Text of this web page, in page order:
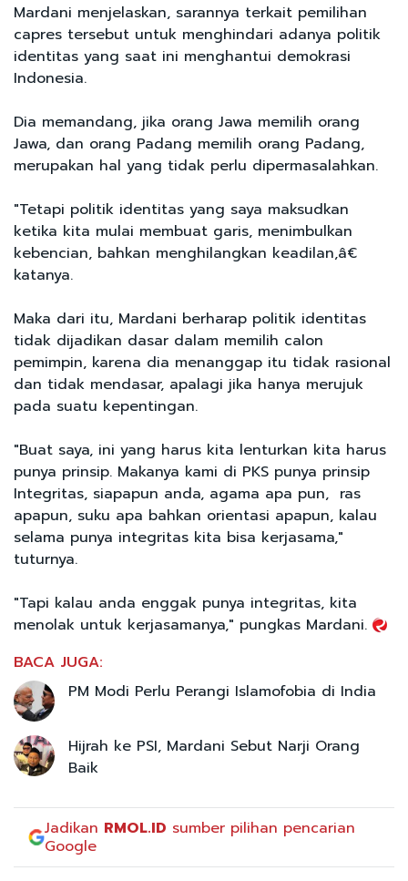
Mardani menjelaskan, sarannya terkait pemilihan
capres tersebut untuk menghindari adanya politik
identitas yang saat ini menghantui demokrasi
Indonesia.
Dia memandang, jika orang Jawa memilih orang
Jawa, dan orang Padang memilih orang Padang,
merupakan hal yang tidak perlu dipermasalahkan.
"Tetapi politik identitas yang saya maksudkan
ketika kita mulai membuat garis, menimbulkan
kebencian, bahkan menghilangkan keadilan,â€
katanya.
Maka dari itu, Mardani berharap politik identitas
tidak dijadikan dasar dalam memilih calon
pemimpin, karena dia menanggap itu tidak rasional
dan tidak mendasar, apalagi jika hanya merujuk
pada suatu kepentingan.
"Buat saya, ini yang harus kita lenturkan kita harus
punya prinsip. Makanya kami di PKS punya prinsip
Integritas, siapapun anda, agama apa pun, ras
apapun, suku apa bahkan orientasi apapun, kalau
selama punya integritas kita bisa kerjasama,"
tuturnya.
"Tapi kalau anda enggak punya integritas, kita
menolak untuk kerjasamanya," pungkas Mardani.
BACA JUGA:
PM Modi Perlu Perangi Islamofobia di India
Hijrah ke PSI, Mardani Sebut Narji Orang
Baik
Jadikan RMOL.ID sumber pilihan pencarian
Google